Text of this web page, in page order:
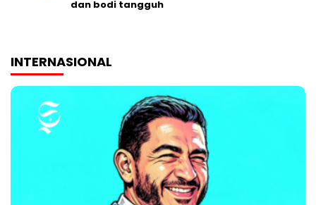
dan bodi tangguh
INTERNASIONAL